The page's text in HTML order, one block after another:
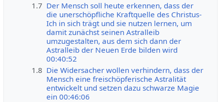
1.7 Der Mensch soll heute erkennen, dass der
die unerschöpfliche Kraftquelle des Christus-
Ich in sich trägt und sie nutzen lernen, um
damit zunächst seinen Astralleib
umzugestalten, aus dem sich dann der
Astralleib der Neuen Erde bilden wird
00:40:52
1.8 Die Widersacher wollen verhindern, dass der
Mensch eine freischöpferische Astralität
entwickelt und setzen dazu schwarze Magie
ein 00:46:06